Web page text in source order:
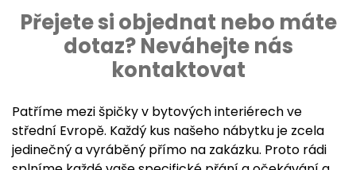
Přejete si objednat nebo máte
dotaz? Neváhejte nás
kontaktovat
Patříme mezi špičky v bytových interiérech ve
střední Evropě. Každý kus našeho nábytku je zcela
jedinečný a vyráběný přímo na zakázku. Proto rádi